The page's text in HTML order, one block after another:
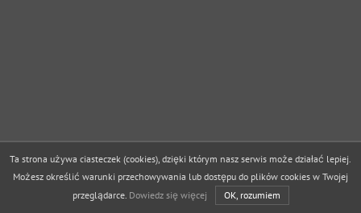
Ta strona używa ciasteczek (cookies), dzięki którym nasz serwis może działać lepiej.
Możesz określić warunki przechowywania lub dostępu do plików cookies w Twojej
przeglądarce. Dowiedz się więcej OK, rozumiem